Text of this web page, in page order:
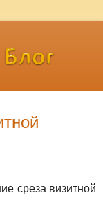
среза визитной